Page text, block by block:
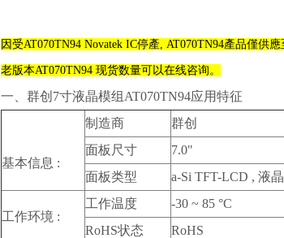
因受AT070TN94 Novatek IC停產, AT070TN94產品僅供
老版本AT070TN94现货数量可以在线咨询。
一、群创7寸液晶模组AT070TN94应用特征
基本信息 :
制造商 群创
面板尺寸
7.0"
面板类型
a-Si TFT-LCD , 液
工作环境 :
工作温度 -30 ~ 85 °C
RoHS状态
RoHS